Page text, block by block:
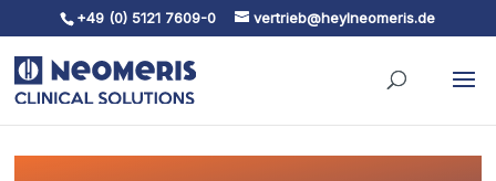
Skip To Content
+49 (0) 5121 7609-0 vertrieb@heylneomeris.de